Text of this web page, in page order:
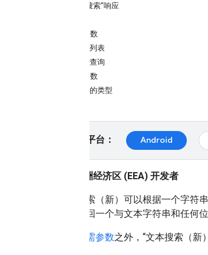
“文本搜索”响应
必需参数
字段列表
文本查询
可选参数
包含的类型
请选择平台： Android
欧洲经济区 (EEA) 开发者
文本搜索（新）可以根据一个字符
务会返回一个与文本字符串和任何
必需参数之外，“文本搜索（新